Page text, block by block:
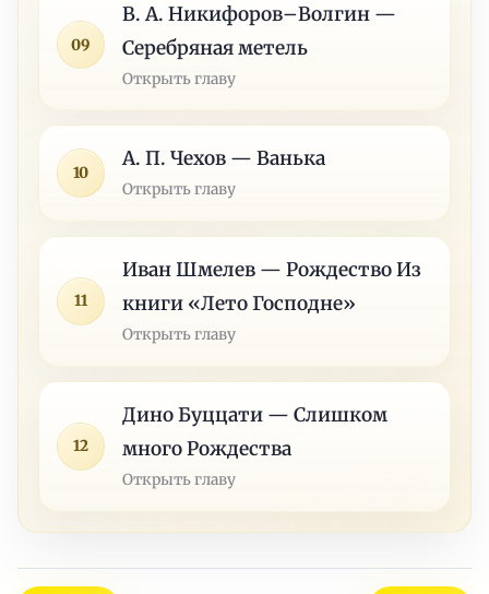
09
В. А. Никифоров–Волгин —
Серебряная метель
Открыть главу
10
А. П. Чехов — Ванька
Открыть главу
11
Иван Шмелев — Рождество Из
книги «Лето Господне»
Открыть главу
12
Дино Буццати — Слишком
много Рождества
Открыть главу